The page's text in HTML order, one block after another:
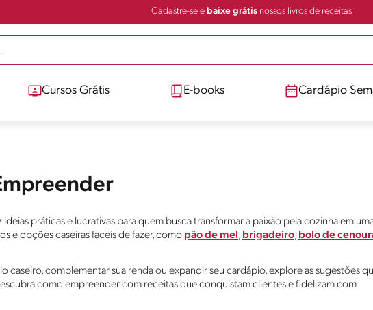
Cadastre-se e baixe grátisnossos livros de receitas
Cursos Grátis E-books Cardápio
ideias práticas e lucrativas para quem busca transformar a paixão pela cozinha em
e opções caseiras fáceis de fazer, como pão de mel , brigadeiro, bolo de
caseiro, complementar sua renda ou expandir seu cardápio, explore as sugestões
como empreender com receitas que conquistam clientes e fidelizam com